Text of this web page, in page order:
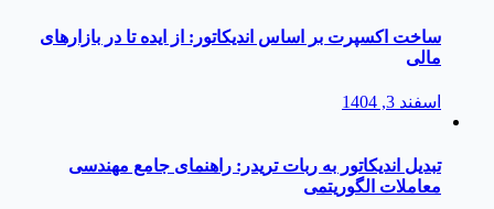
ساخت اکسپرت بر اساس اندیکاتور: از ایده تا در بازارهای
مالی
اسفند 3, 1404
تبدیل اندیکاتور به ربات تریدر: راهنمای جامع مهندسی
معاملات الگوریتمی